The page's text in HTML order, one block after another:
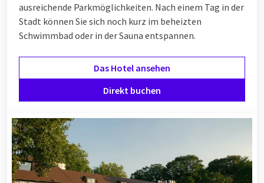
ausreichende Parkmöglichkeiten. Nach einem Tag in der
Stadt können Sie sich noch kurz im beheizten
Schwimmbad oder in der Sauna entspannen.
Das Hotel ansehen
Direkt buchen